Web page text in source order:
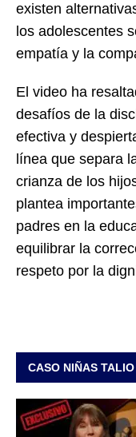
existen
los adolescentes
empatía y la
El video ha
desafíos de la
efectiva y
línea que separa
crianza de los
plantea
padres en la
equilibrar la
respeto por la
CASO NIÑAS